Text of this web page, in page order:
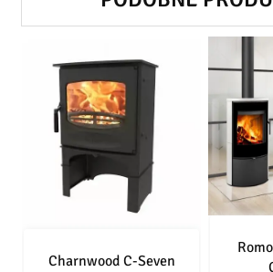
Charnwood C-Seven